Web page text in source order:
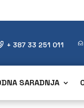
+ 387 33 251 011
SARADNJA